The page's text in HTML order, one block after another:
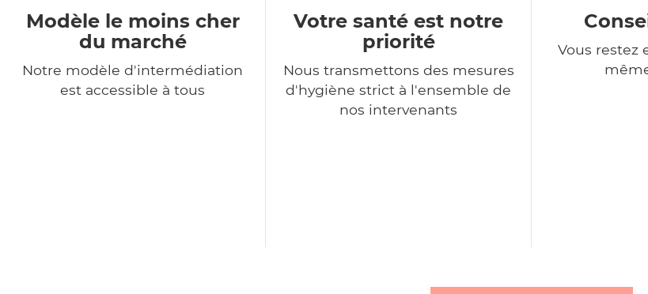
Modèle le moins cher
du marché
Notre modèle d'intermédiation
est accessible à tous
Votre santé est notre
priorité
Nous transmettons des mesures
d'hygiène strict à l'ensemble de
nos intervenants
Vous restez